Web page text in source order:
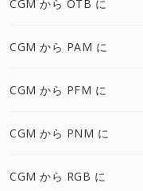
CGM から OTB に
CGM から PAM に
CGM から PFM に
CGM から PNM に
CGM から RGB に